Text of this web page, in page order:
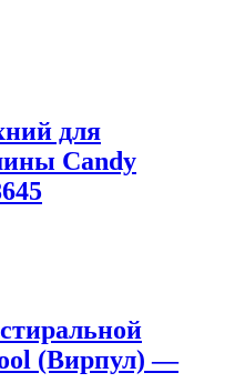
для
Candy
(Вирпул) —